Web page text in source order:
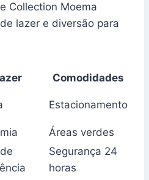
Collection Moema
lazer e diversão para
Comodidades
Estacionamento
Áreas verdes
Segurança 24
horas